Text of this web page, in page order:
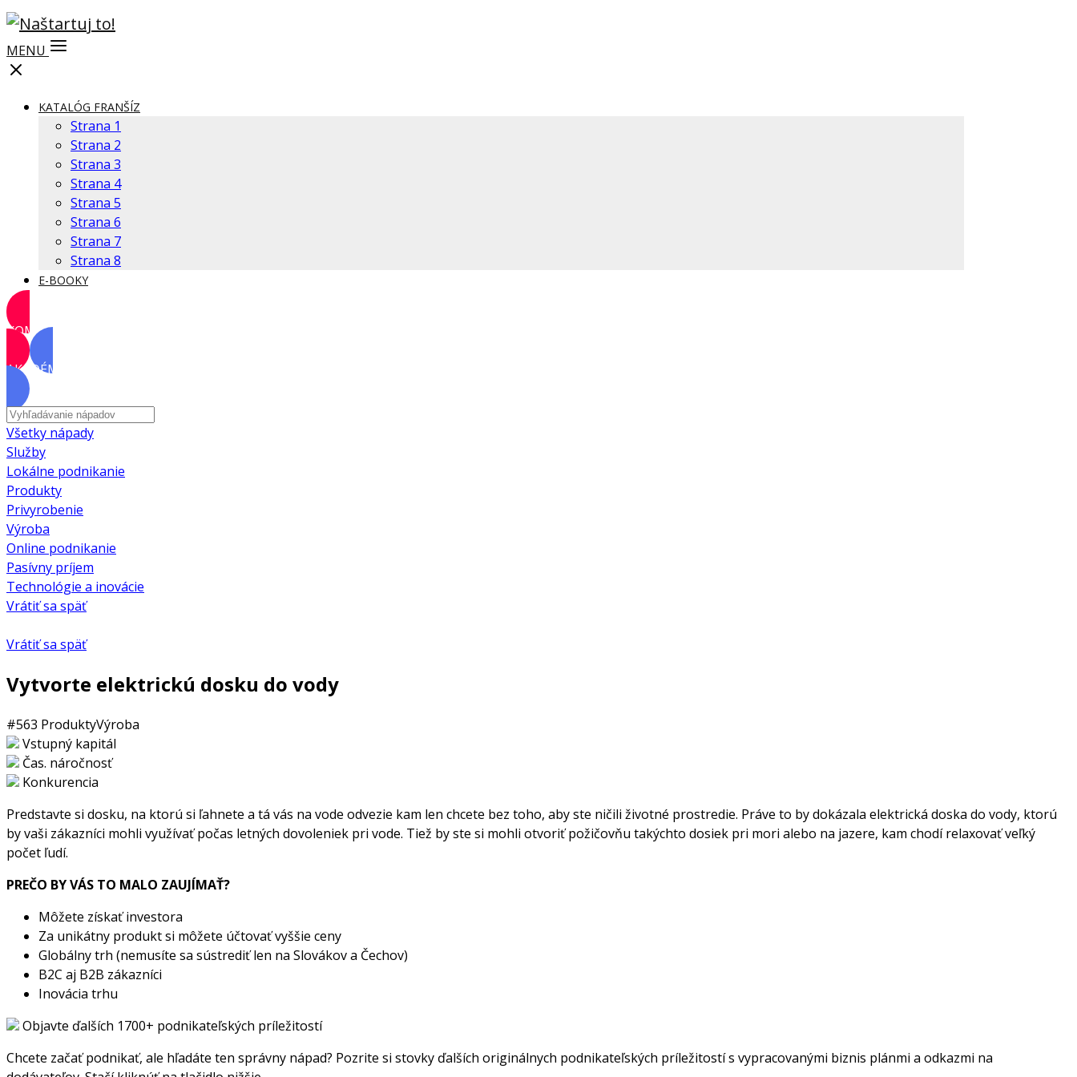
MENU
KATALÓG FRANŠÍZ
Strana 1
Strana 2
Strana 3
Strana 4
Strana 5
Strana 6
Strana 7
Strana 8
E-BOOKY
KOMUNITA
AKADÉMIA
Všetky nápady
Služby
Lokálne podnikanie
Produkty
Privyrobenie
Výroba
Online podnikanie
Pasívny príjem
Technológie a inovácie
Vrátiť sa späť
Vrátiť sa späť
Vytvorte elektrickú dosku do vody
#563 ProduktyVýroba
Vstupný kapitál
Čas. náročnosť
Konkurencia
Predstavte si dosku, na ktorú si ľahnete a tá vás na vode odvezie kam len chcete bez toho, aby ste ničili životné prostredie. Práve to by dokázala elektrická doska do vody, ktorú
by vaši zákazníci mohli využívať počas letných dovoleniek pri vode. Tiež by ste si mohli otvoriť požičovňu takýchto dosiek pri mori alebo na jazere, kam chodí relaxovať veľký
počet ľudí.
PREČO BY VÁS TO MALO ZAUJÍMAŤ?
Môžete získať investora
Za unikátny produkt si môžete účtovať vyššie ceny
Globálny trh (nemusíte sa sústrediť len na Slovákov a Čechov)
B2C aj B2B zákazníci
Inovácia trhu
Objavte ďalších 1700+ podnikateľských príležitostí
Chcete začať podnikať, ale hľadáte ten správny nápad? Pozrite si stovky ďalších originálnych podnikateľských príležitostí s vypracovanými biznis plánmi a odkazmi na